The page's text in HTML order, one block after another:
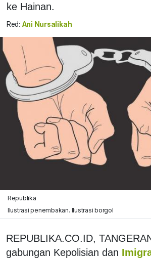
ke Hainan.
Red: Ani Nursalikah
Republika
Ilustrasi penembakan. Ilustrasi borgol
REPUBLIKA.CO.ID,
gabungan Kepolisian dan